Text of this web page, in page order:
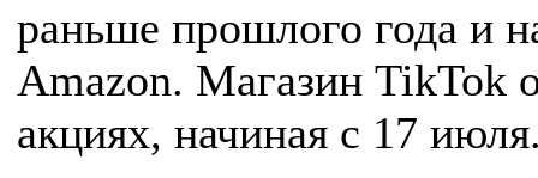
раньше прошлого года и
Amazon. Магазин TikTok
акциях, начиная с 17